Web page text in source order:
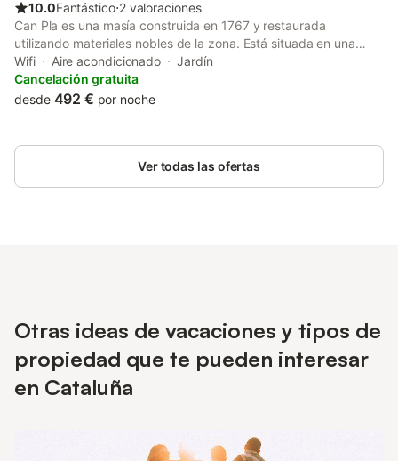
10.0Fantástico⋅2 valoraciones
Can Pla es una masía construida en 1767 y restaurada
utilizando materiales nobles de la zona. Está situada en una
zona completamente aislada, rodeada por el bosque de las
Guilleries, lo que la convierte en un lugar ideal para descansar y
desconectar de la rutina diaria. La masía está rodeada de
para los amantes de la naturaleza y el deporte al aire libre. La
casa se alquila exclusivamente a un solo grupo, que podrá
disfrutar de todas las instalaciones de manera privada y sin
Wifi Aire acondicionado
Jardín
Cancelación gratuita
desde 492 € por noche
Ver todas las ofertas
Otras ideas de vacaciones y tipos de
propiedad que te pueden interesar
en Cataluña